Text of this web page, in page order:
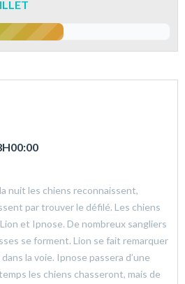
nuit les chiens reconnaissent,
par trouver le défilé. Les chiens
et Ipnose. De nombreux sangliers
se forment. Lion se fait remarquer
la voie. Ipnose passera d’une
les chiens chasseront, mais de